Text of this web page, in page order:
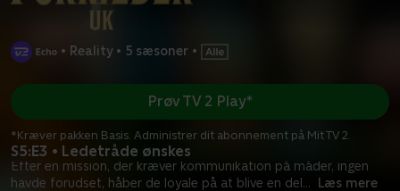
• Reality • 5 sæsoner •
S5:E3 • Ledetråde ønskes
Efter en mission, der kræver kommunikation på måder, ingen
havde forudset, håber de loyale på at blive en del ... Læs mere
Prøv TV 2 Play*
*Kræver pakken Basis. Administrer dit abonnement på Mit TV 2.